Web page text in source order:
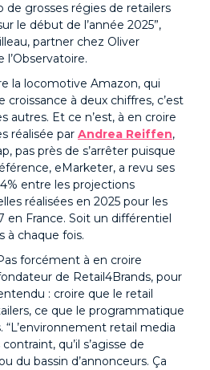
de grosses régies de retailers
le début de l’année 2025”,
partner chez Oliver
l’Observatoire.
la locomotive Amazon, qui
croissance à deux chiffres, c’est
autres. Et ce n’est, à en croire
réalisée par Andrea Reiffen,
pas près de s’arrêter puisque
eMarketer, a revu ses
entre les projections
réalisées en 2025 pour les
en France. Soit un différentiel
à chaque fois.
forcément à en croire
de Retail4Brands, pour
: croire que le retail
ce que le programmatique
“L’environnement retail media
qu’il s’agisse de
du bassin d’annonceurs. Ça